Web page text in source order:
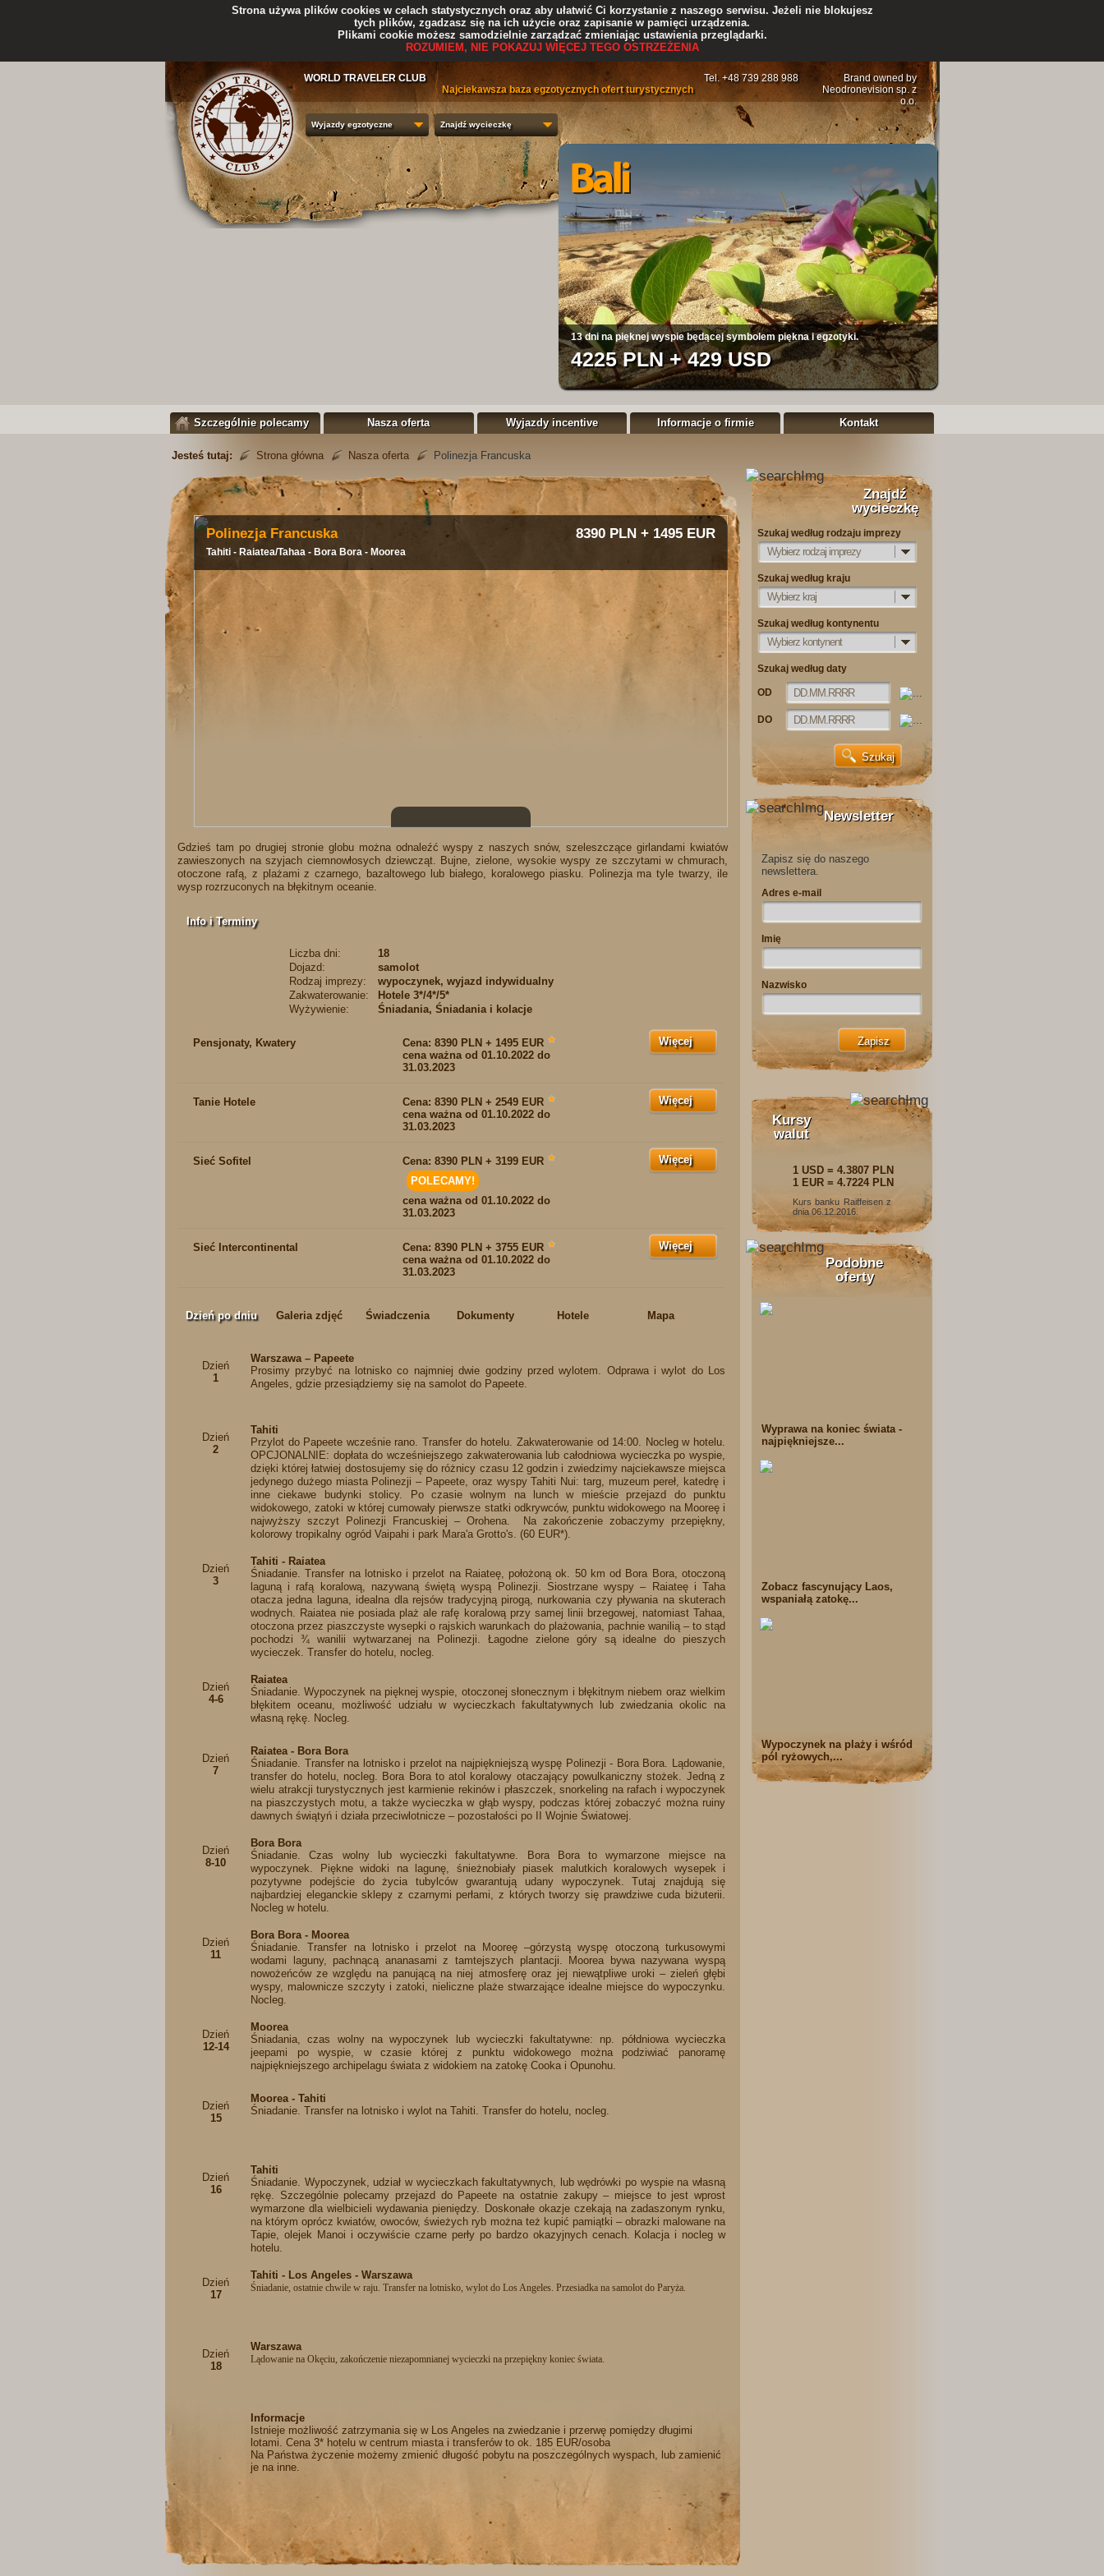
Strona używa plików cookies w celach statystycznych oraz aby ułatwić Ci korzystanie z naszego serwisu. Jeżeli nie blokujesz
tych plików, zgadzasz się na ich użycie oraz zapisanie w pamięci urządzenia.
Plikami cookie możesz samodzielnie zarządzać zmieniając ustawienia przeglądarki.
ROZUMIEM, NIE POKAZUJ WIĘCEJ TEGO OSTRZEŻENIA
WORLD TRAVELER CLUB
Najciekawsza baza egzotycznych ofert turystycznych
Tel. +48 739 288 988
Brand owned by
Neodronevision sp. z
o.o.
13 dni na pięknej wyspie będącej symbolem piękna i egzotyki.
4225 PLN + 429 USD
Wyjazdy egzotyczne Znajdź wycieczkę
Szczególnie polecamy Nasza oferta Wyjazdy incentive Informacje o firmie Kontakt
Jesteś tutaj: Strona główna Nasza oferta Polinezja Francuska
1 2 3 4 5 6 7 8
Polinezja Francuska
Tahiti - Raiatea/Tahaa - Bora Bora - Moorea
8390 PLN + 1495 EUR
Gdzieś tam po drugiej stronie globu można odnaleźć wyspy z naszych snów, szeleszczące girlandami kwiatów
zawieszonych na szyjach ciemnowłosych dziewcząt. Bujne, zielone, wysokie wyspy ze szczytami w chmurach,
otoczone rafą, z plażami z czarnego, bazaltowego lub białego, koralowego piasku. Polinezja ma tyle twarzy, ile
wysp rozrzuconych na błękitnym oceanie.
Info i Terminy
Liczba dni:
18
Dojazd:
samolot
Rodzaj imprezy:
wypoczynek, wyjazd indywidualny
Zakwaterowanie:
Hotele 3*/4*/5*
Wyżywienie:
Śniadania, Śniadania i kolacje
Pensjonaty, Kwatery Cena: 8390 PLN + 1495 EUR ★
cena ważna od 01.10.2022 do
31.03.2023
Więcej
Tanie Hotele Cena: 8390 PLN + 2549 EUR ★
cena ważna od 01.10.2022 do
31.03.2023
Więcej
Sieć Sofitel Cena: 8390 PLN + 3199 EUR ★
POLECAMY!
cena ważna od 01.10.2022 do
31.03.2023
Więcej
Sieć Intercontinental Cena: 8390 PLN + 3755 EUR ★
cena ważna od 01.10.2022 do
31.03.2023
Więcej
Dzień po dniu Galeria zdjęć Świadczenia Dokumenty Hotele Mapa
Dzień
1
Warszawa – Papeete
Prosimy przybyć na lotnisko co najmniej dwie godziny przed wylotem. Odprawa i wylot do Los
Angeles, gdzie przesiądziemy się na samolot do Papeete.
Dzień
2
Tahiti
Przylot do Papeete wcześnie rano. Transfer do hotelu. Zakwaterowanie od 14:00. Nocleg w hotelu.
OPCJONALNIE: dopłata do wcześniejszego zakwaterowania lub całodniowa wycieczka po wyspie,
dzięki której łatwiej dostosujemy się do różnicy czasu 12 godzin i zwiedzimy najciekawsze miejsca
jedynego dużego miasta Polinezji – Papeete, oraz wyspy Tahiti Nui: targ, muzeum pereł, katedrę i
inne ciekawe budynki stolicy. Po czasie wolnym na lunch w mieście przejazd do punktu
widokowego, zatoki w której cumowały pierwsze statki odkrywców, punktu widokowego na Mooreę i
najwyższy szczyt Polinezji Francuskiej – Orohena. Na zakończenie zobaczymy przepiękny,
kolorowy tropikalny ogród Vaipahi i park Mara'a Grotto's. (60 EUR*).
Dzień
3
Tahiti - Raiatea
Śniadanie. Transfer na lotnisko i przelot na Raiateę, położoną ok. 50 km od Bora Bora, otoczoną
laguną i rafą koralową, nazywaną świętą wyspą Polinezji. Siostrzane wyspy – Raiateę i Taha
otacza jedna laguna, idealna dla rejsów tradycyjną pirogą, nurkowania czy pływania na skuterach
wodnych. Raiatea nie posiada plaż ale rafę koralową przy samej linii brzegowej, natomiast Tahaa,
otoczona przez piaszczyste wysepki o rajskich warunkach do plażowania, pachnie wanilią – to stąd
pochodzi ¾ wanilii wytwarzanej na Polinezji. Łagodne zielone góry są idealne do pieszych
wycieczek. Transfer do hotelu, nocleg.
Dzień
4-6
Raiatea
Śniadanie. Wypoczynek na pięknej wyspie, otoczonej słonecznym i błękitnym niebem oraz wielkim
błękitem oceanu, możliwość udziału w wycieczkach fakultatywnych lub zwiedzania okolic na
własną rękę. Nocleg.
Dzień
7
Raiatea - Bora Bora
Śniadanie. Transfer na lotnisko i przelot na najpiękniejszą wyspę Polinezji - Bora Bora. Lądowanie,
transfer do hotelu, nocleg. Bora Bora to atol koralowy otaczający powulkaniczny stożek. Jedną z
wielu atrakcji turystycznych jest karmienie rekinów i płaszczek, snorkeling na rafach i wypoczynek
na piaszczystych motu, a także wycieczka w głąb wyspy, podczas której zobaczyć można ruiny
dawnych świątyń i działa przeciwlotnicze – pozostałości po II Wojnie Światowej.
Dzień
8-10
Bora Bora
Śniadanie. Czas wolny lub wycieczki fakultatywne. Bora Bora to wymarzone miejsce na
wypoczynek. Piękne widoki na lagunę, śnieżnobiały piasek malutkich koralowych wysepek i
pozytywne podejście do życia tubylców gwarantują udany wypoczynek. Tutaj znajdują się
najbardziej eleganckie sklepy z czarnymi perłami, z których tworzy się prawdziwe cuda biżuterii.
Nocleg w hotelu.
Dzień
11
Bora Bora - Moorea
Śniadanie. Transfer na lotnisko i przelot na Mooreę –górzystą wyspę otoczoną turkusowymi
wodami laguny, pachnącą ananasami z tamtejszych plantacji. Moorea bywa nazywana wyspą
nowożeńców ze względu na panującą na niej atmosferę oraz jej niewątpliwe uroki – zieleń głębi
wyspy, malownicze szczyty i zatoki, nieliczne plaże stwarzające idealne miejsce do wypoczynku.
Nocleg.
Dzień
12-14
Moorea
Śniadania, czas wolny na wypoczynek lub wycieczki fakultatywne: np. półdniowa wycieczka
jeepami po wyspie, w czasie której z punktu widokowego można podziwiać panoramę
najpiękniejszego archipelagu świata z widokiem na zatokę Cooka i Opunohu.
Dzień
15
Moorea - Tahiti
Śniadanie. Transfer na lotnisko i wylot na Tahiti. Transfer do hotelu, nocleg.
Dzień
16
Tahiti
Śniadanie. Wypoczynek, udział w wycieczkach fakultatywnych, lub wędrówki po wyspie na własną
rękę. Szczególnie polecamy przejazd do Papeete na ostatnie zakupy – miejsce to jest wprost
wymarzone dla wielbicieli wydawania pieniędzy. Doskonałe okazje czekają na zadaszonym rynku,
na którym oprócz kwiatów, owoców, świeżych ryb można też kupić pamiątki – obrazki malowane na
Tapie, olejek Manoi i oczywiście czarne perły po bardzo okazyjnych cenach. Kolacja i nocleg w
hotelu.
Dzień
17
Tahiti - Los Angeles - Warszawa
Śniadanie, ostatnie chwile w raju. Transfer na lotnisko, wylot do Los Angeles. Przesiadka na samolot do Paryża.
Dzień
18
Warszawa
Lądowanie na Okęciu, zakończenie niezapomnianej wycieczki na przepiękny koniec świata.
Informacje
​Istnieje możliwość zatrzymania się w Los Angeles na zwiedzanie i przerwę pomiędzy długimi
lotami. Cena 3* hotelu w centrum miasta i transferów to ok. 185 EUR/osoba
Na Państwa życzenie możemy zmienić długość pobytu na poszczególnych wyspach, lub zamienić
je na inne.
Znajdź
wycieczkę
Szukaj według rodzaju imprezy
Wybierz rodzaj imprezy
Szukaj według kraju
Wybierz kraj
Szukaj według kontynentu
Wybierz kontynent
Szukaj według daty
OD
DO
Newsletter
Zapisz się do naszego
newslettera.
Adres e-mail
Imię
Nazwisko
Kursy
walut
1 USD = 4.3807 PLN
1 EUR = 4.7224 PLN
Kurs banku Raiffeisen z
dnia 06.12.2016.
Podobne
oferty
Wyprawa na koniec świata -
najpiękniejsze...
Zobacz fascynujący Laos,
wspaniałą zatokę...
Wypoczynek na plaży i wśród
pól ryżowych,...